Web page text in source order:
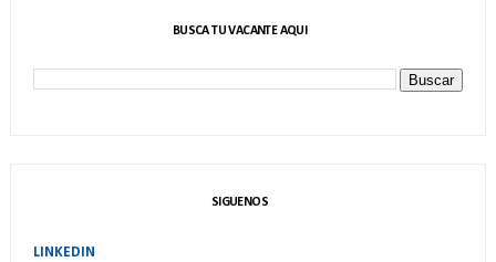
BUSCA TU VACANTE AQUI
SIGUENOS
LINKEDIN